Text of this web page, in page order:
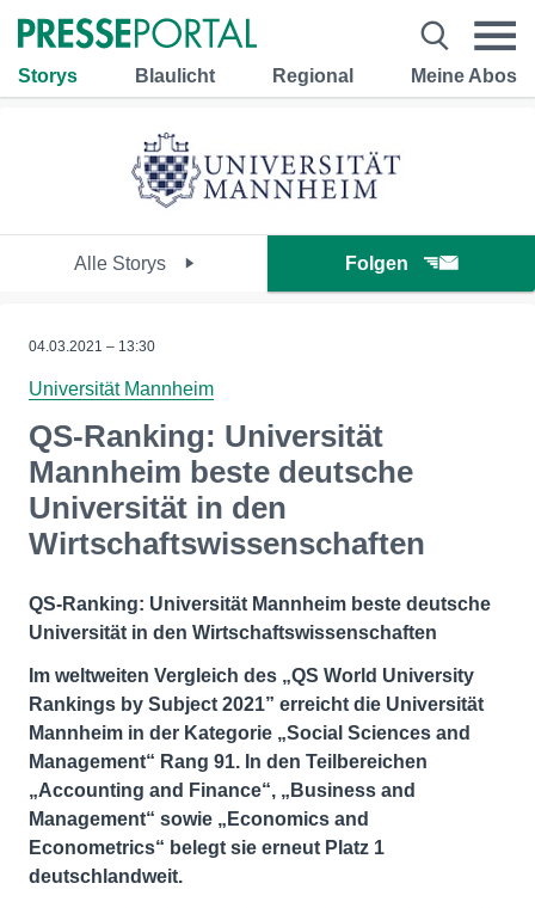
Storys Blaulicht Regional Meine Abos
Alle Storys Folgen
04.03.2021 – 13:30
Universität Mannheim
QS-Ranking: Universität
Mannheim beste deutsche
Universität in den
Wirtschaftswissenschaften
QS-Ranking: Universität Mannheim beste deutsche
Universität in den Wirtschaftswissenschaften
Im weltweiten Vergleich des „QS World University
Rankings by Subject 2021” erreicht die Universität
Mannheim in der Kategorie „Social Sciences and
Management“ Rang 91. In den Teilbereichen
„Accounting and Finance“, „Business and
Management“ sowie „Economics and
Econometrics“ belegt sie erneut Platz 1
deutschlandweit.